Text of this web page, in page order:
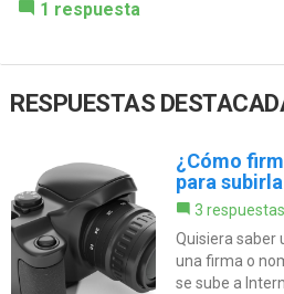
1 respuesta
RESPUESTAS
¿Cómo
para
3 respuestas
Quisiera saber
una firma o
se sube a